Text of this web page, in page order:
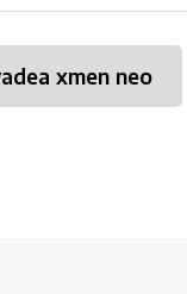
xmen neo